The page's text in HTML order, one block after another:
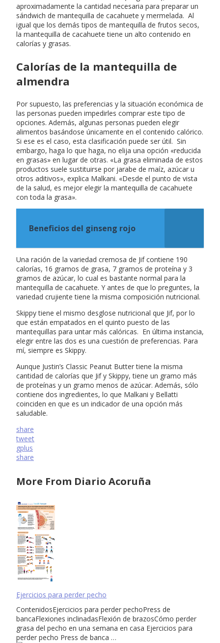
aproximadamente la cantidad necesaria para preparar un
sándwich de mantequilla de cacahuete y mermelada. Al
igual que los demás tipos de mantequilla de frutos secos,
la mantequilla de cacahuete tiene un alto contenido en
calorías y grasas.
Calorías de la mantequilla de
almendra
Por supuesto, las preferencias y la situación económica de
las personas pueden impedirles comprar este tipo de
opciones. Además, algunas personas pueden elegir
alimentos basándose únicamente en el contenido calórico.
Si ese es el caso, esta clasificación puede ser útil. Sin
embargo, haga lo que haga, no elija una opción «reducida
en grasas» en lugar de otras. «La grasa eliminada de estos
productos suele sustituirse por jarabe de maíz, azúcar u
otros aditivos», explica Malkani. «Desde el punto de vista
de la salud, es mejor elegir la mantequilla de cacahuete
con toda la grasa».
Beneficios del ginseng rojo
Una ración de la variedad cremosa de Jif contiene 190
calorías, 16 gramos de grasa, 7 gramos de proteína y 3
gramos de azúcar, lo cual es bastante normal para la
mantequilla de cacahuete. Y antes de que lo preguntes, la
variedad crujiente tiene la misma composición nutricional.
Skippy tiene el mismo desglose nutricional que Jif, por lo
que están empatados en el quinto puesto de las
mantequillas para untar más calóricas. En última instancia,
elegir entre las dos es una cuestión de preferencias. Para
mí, siempre es Skippy.
Aunque Justin’s Classic Peanut Butter tiene la misma
cantidad de calorías que Jif y Skippy, tiene un gramo más
de proteínas y un gramo menos de azúcar. Además, sólo
contiene dos ingredientes, lo que Malkani y Bellatti
coinciden en que es un indicador de una opción más
saludable.
share
tweet
gplus
share
More From Diario Acoruña
Ejercicios para perder pecho
ContenidosEjercicios para perder pechoPress de
bancaFlexiones inclinadasFlexión de brazosCómo perder
grasa del pecho en una semana en casa Ejercicios para
perder pecho Press de banca …